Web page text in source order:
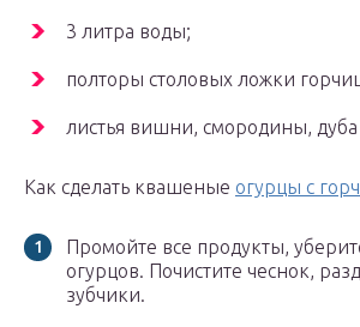
3 литра воды;
полторы столовых ложки
листья вишни, смородины, дуба
Как сделать квашеные огурцы с
Промойте все продукты,
огурцов. Почистите чеснок,
зубчики.